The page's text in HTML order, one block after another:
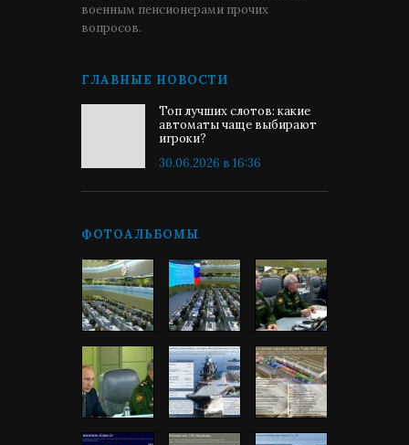
военным пенсионерами прочих
вопросов.
ГЛАВНЫЕ НОВОСТИ
Топ лучших слотов: какие
автоматы чаще выбирают
игроки?
30.06.2026 в 16:36
ФОТОАЛЬБОМЫ